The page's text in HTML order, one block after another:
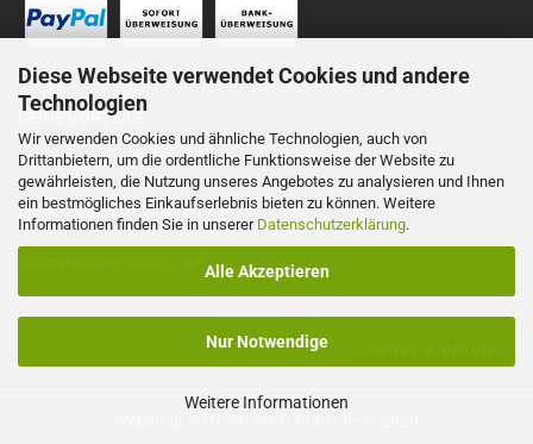
Diese Webseite verwendet Cookies und andere
Technologien
Wir verwenden Cookies und ähnliche Technologien, auch von
Drittanbietern, um die ordentliche Funktionsweise der Website zu
gewährleisten, die Nutzung unseres Angebotes zu analysieren und Ihnen
ein bestmögliches Einkaufserlebnis bieten zu können. Weitere
Informationen finden Sie in unserer Datenschutzerklärung.
Alle Akzeptieren
Nur Notwendige
Weitere Informationen
DEINE VORTEILE
Schnelle Lieferung
Persönliche Telefonberatung